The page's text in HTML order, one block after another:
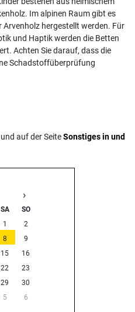
Im alpinen Raum gibt es
Arvenholz hergestellt werden. Für
und Haptik werden die Betten
Achten Sie darauf, dass die
Schadstoffüberprüfung
und auf der SeiteSonstiges in und
›
SA
SO
1
2
8
9
15
16
22
23
29
30
5 6